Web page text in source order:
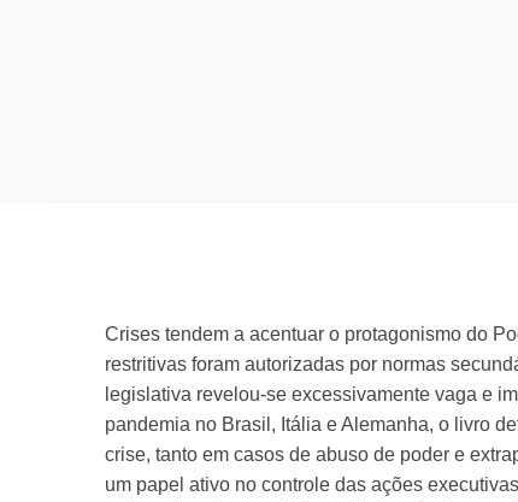
Crises tendem a acentuar o protagonismo do
restritivas foram autorizadas por normas
legislativa revelou-se excessivamente vaga e
pandemia no Brasil, Itália e Alemanha, o livro
crise, tanto em casos de abuso de poder e
um papel ativo no controle das ações